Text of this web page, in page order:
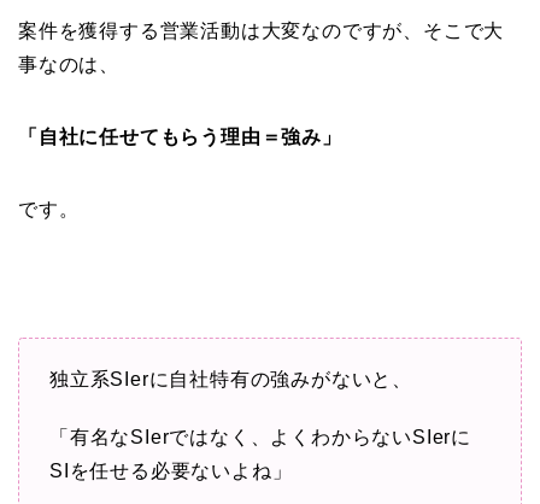
案件を獲得する営業活動は大変なのですが、そこで大
事なのは、
「自社に任せてもらう理由＝強み」
です。
独立系SIerに自社特有の強みがないと、
「有名なSIerではなく、よくわからないSIerに
SIを任せる必要ないよね」